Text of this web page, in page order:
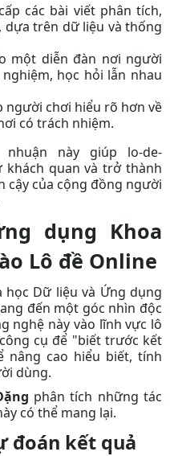
các bài viết phân tích,
trên dữ liệu và thống
một diễn đàn nơi người
học hỏi lẫn nhau
người chơi hiểu rõ hơn về
có trách nhiệm.
này giúp lo-de-
quan và trở thành
cậy của cộng đồng người
dụng Khoa
Lô đề Online
học Dữ liệu và Ứng dụng
đến một góc nhìn độc
nghệ này vào lĩnh vực lô
cụ để "biết trước kết
nâng cao hiểu biết, tính
dùng.
phân tích những tác
có thể mang lại.
đoán kết quả